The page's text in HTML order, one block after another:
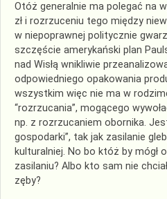
Otóż generalnie ma polegać na
zł i rozrzuceniu tego między
w niepoprawnej politycznie
szczęście amerykański plan
nad Wisłą wnikliwie
odpowiedniego opakowania
wszystkim więc nie ma w
“rozrzucania”, mogącego
np. z rozrzucaniem obornika.
gospodarki”, tak jak zasilanie
kulturalniej. No bo któż by mógł
zasilaniu? Albo kto sam nie
zęby?